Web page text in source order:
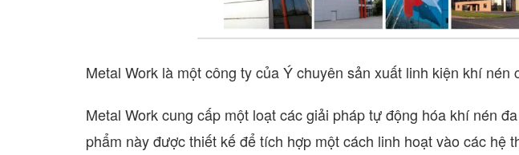
Metal Work là một công ty của Ý chuyên sản xuất linh kiện khí nén
Metal Work cung cấp một loạt các giải pháp tự động hóa khí nén
phẩm này được thiết kế để tích hợp một cách linh hoạt vào các